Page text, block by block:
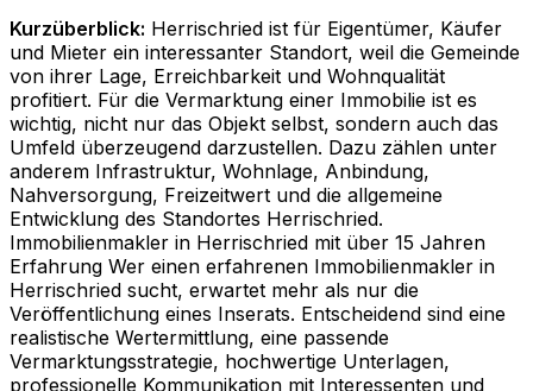
Kurzüberblick: Herrischried ist für Eigentümer, Käufer
und Mieter ein interessanter Standort, weil die Gemeinde
von ihrer Lage, Erreichbarkeit und Wohnqualität
profitiert. Für die Vermarktung einer Immobilie ist es
wichtig, nicht nur das Objekt selbst, sondern auch das
Umfeld überzeugend darzustellen. Dazu zählen unter
anderem Infrastruktur, Wohnlage, Anbindung,
Nahversorgung, Freizeitwert und die allgemeine
Entwicklung des Standortes Herrischried.
Immobilienmakler in Herrischried mit über 15 Jahren
Erfahrung Wer einen erfahrenen Immobilienmakler in
Herrischried sucht, erwartet mehr als nur die
Veröffentlichung eines Inserats. Entscheidend sind eine
realistische Wertermittlung, eine passende
Vermarktungsstrategie, hochwertige Unterlagen,
professionelle Kommunikation mit Interessenten und